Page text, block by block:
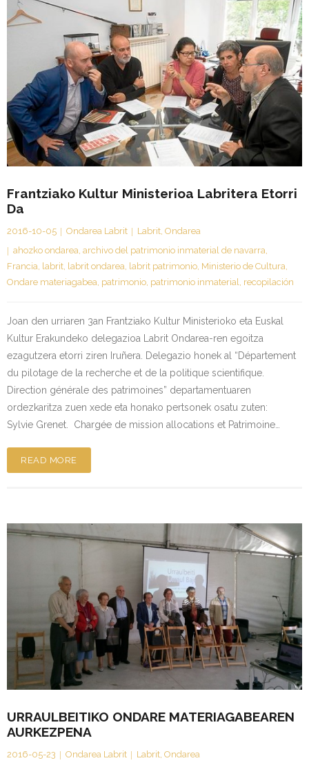
Frantziako Kultur Ministerioa Labritera Etorri
Da
2016-10-05 Ondarea Labrit Labrit Ondarea
ahozko ondarea archivo del patrimonio inmaterial de navarra
Francia labrit labrit ondarea labrit patrimonio Ministerio de Cultura
Ondare materiagabea patrimonio patrimonio inmaterial recopilación
Joan den urriaren 3an Frantziako Kultur Ministerioko eta Euskal
Kultur Erakundeko delegazioa Labrit Ondarea-ren egoitza
ezagutzera etorri ziren Iruñera. Delegazio honek al “Département
du pilotage de la recherche et de la politique scientifique.
Direction générale des patrimoines” departamentuaren
ordezkaritza zuen xede eta honako pertsonek osatu zuten:
Sylvie Grenet. Chargée de mission allocations et Patrimoine…
READ MORE
URRAULBEITIKO ONDARE MATERIAGABEAREN
AURKEZPENA
2016-05-23 Ondarea Labrit Labrit Ondarea